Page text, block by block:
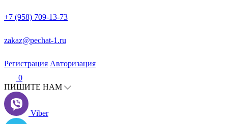
+7 (958) 709-13-73
zakaz@pechat-1.ru
Регистрация Авторизация
0
ПИШИТЕ НАМ
Viber